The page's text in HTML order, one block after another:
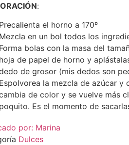
:
Precalienta el horno a 170º
Mezcla en un bol todos los
Forma bolas con la masa del
hoja de papel de horno y
de grosor (mis dedos son
Espolvorea la mezcla de azúcar y
de color y se vuelve más
poquito. Es el momento de
por: Marina
Dulces